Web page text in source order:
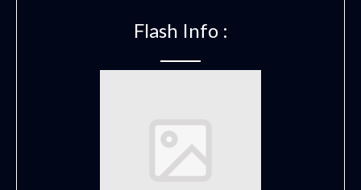
Flash Info :